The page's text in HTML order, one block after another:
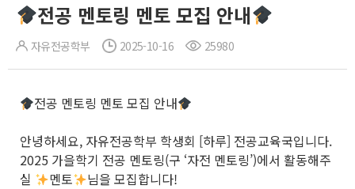
전공 멘토링 멘토 모집 안내
자유전공학부 2025-10-16 25980
전공 멘토링 멘토 모집 안내
안녕하세요, 자유전공학부 학생회 [하루] 전공교육국입니다.
2025 가을학기 전공 멘토링(구 ‘자전 멘토링’)에서 활동해주
실
멘토
님을 모집합니다!